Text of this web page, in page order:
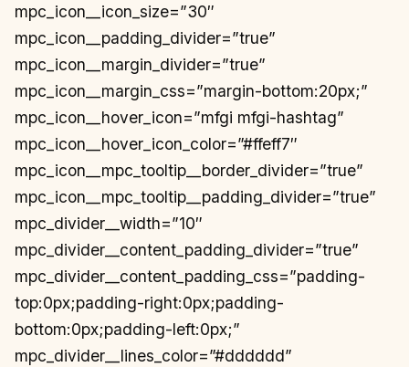
mpc_icon__icon_size=”30″
mpc_icon__padding_divider=”true”
mpc_icon__margin_divider=”true”
mpc_icon__margin_css=”margin-bottom:20px;”
mpc_icon__hover_icon=”mfgi mfgi-hashtag”
mpc_icon__hover_icon_color=”#ffeff7″
mpc_icon__mpc_tooltip__border_divider=”true”
mpc_icon__mpc_tooltip__padding_divider=”true”
mpc_divider__width=”10″
mpc_divider__content_padding_divider=”true”
mpc_divider__content_padding_css=”padding-
top:0px;padding-right:0px;padding-
bottom:0px;padding-left:0px;”
mpc_divider__lines_color=”#dddddd”